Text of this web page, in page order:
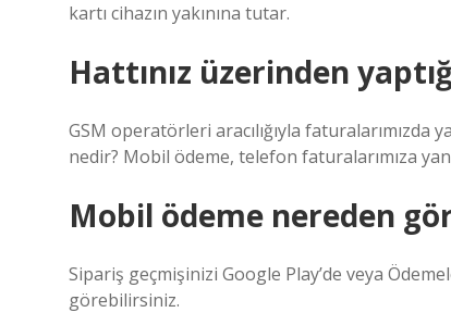
kartı cihazın yakınına tutar.
Hattınız üzerinden
GSM operatörleri aracılığıyla faturalarımızda
nedir? Mobil ödeme, telefon faturalarımıza
Mobil ödeme nereden
Sipariş geçmişinizi Google Play’de veya
görebilirsiniz.